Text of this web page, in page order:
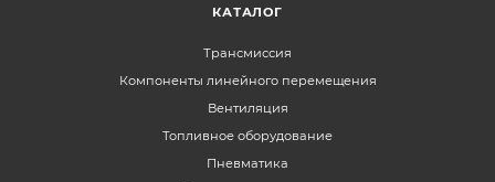
КАТАЛОГ
Трансмиссия
Компоненты линейного перемещения
Вентиляция
Топливное оборудование
Пневматика